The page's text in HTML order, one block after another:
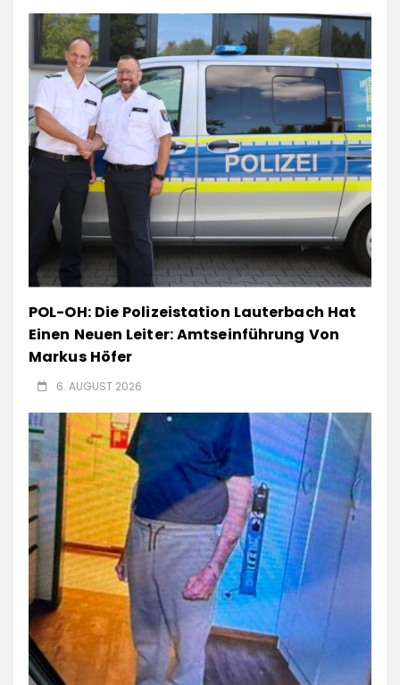
POL-OH: Die Polizeistation Lauterbach Hat
Einen Neuen Leiter: Amtseinführung Von
Markus Höfer
6. AUGUST 2026